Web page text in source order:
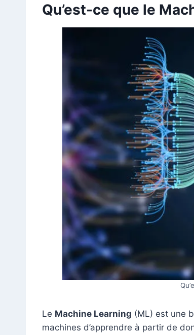
Qu’est-ce que le
Le Machine Learning (ML) est une
machines d’apprendre à partir de